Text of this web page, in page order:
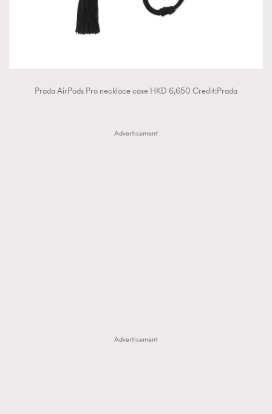
Prada AirPods Pro necklace case HKD 6,650 Credit:Prada
Advertisement
Advertisement